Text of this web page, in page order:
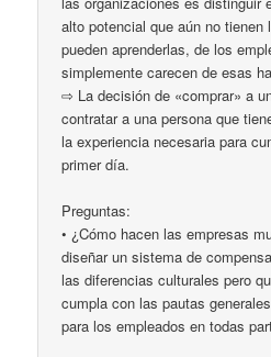
alto potencial que aún no tienen
pueden aprenderlas, de los
simplemente carecen de esas
⇨ La decisión de «comprar» a
contratar a una persona que
la experiencia necesaria para
primer día.
Preguntas:
• ¿Cómo hacen las empresas
diseñar un sistema de
las diferencias culturales pero
cumpla con las pautas
para los empleados en todas